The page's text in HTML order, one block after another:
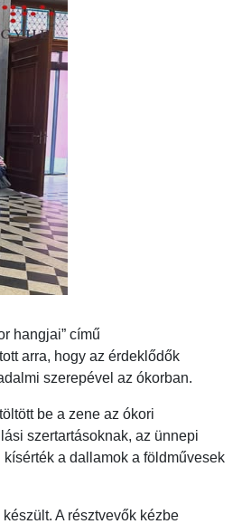
hangjai” című
arra, hogy az érdeklődők
szerepével az ókorban.
be a zene az ókori
szertartásoknak, az ünnepi
a dallamok a földművesek
A résztvevők kézbe